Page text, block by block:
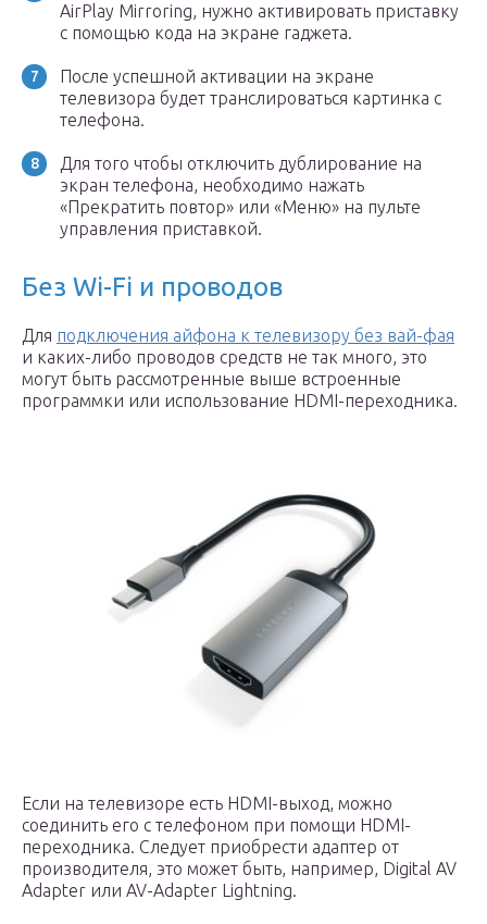
AirPlay Mirroring, нужно активировать приставку
с помощью кода на экране гаджета.
После успешной активации на экране
телевизора будет транслироваться картинка с
телефона.
Для того чтобы отключить дублирование на
экран телефона, необходимо нажать
«Прекратить повтор» или «Меню» на пульте
управления приставкой.
Без Wi-Fi и проводов
Для подключения айфона к телевизору без вай-фая
и каких-либо проводов средств не так много, это
могут быть рассмотренные выше встроенные
программки или использование HDMI-переходника.
Если на телевизоре есть HDMI-выход, можно
соединить его с телефоном при помощи HDMI-
переходника. Следует приобрести адаптер от
производителя, это может быть, например, Digital AV
Adapter или AV-Adapter Lightning.